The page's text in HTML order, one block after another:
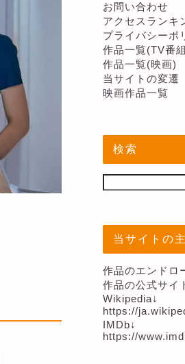
お問い合わせ
アクセスランキ
プライバシーポ
作品一覧(TV番
作品一覧(映画)
当サイトの変遷
映画作品一覧
検索
当サイトの
作品のエンドロ
作品の公式サイ
Wikipedia↓
https://
IMDb↓
https://